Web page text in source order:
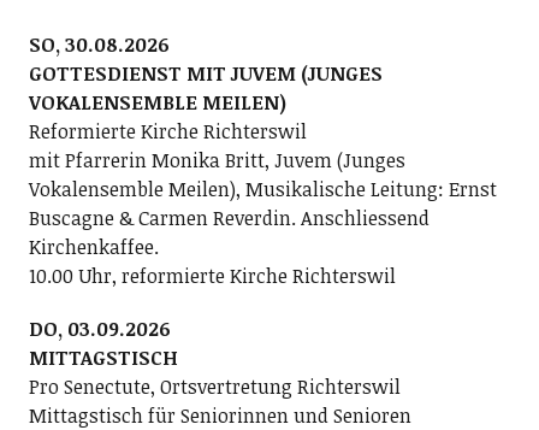
SO, 30.08.2026
GOTTESDIENST MIT JUVEM (JUNGES
VOKALENSEMBLE MEILEN)
Reformierte Kirche Richterswil
mit Pfarrerin Monika Britt, Juvem (Junges
Vokalensemble Meilen), Musikalische Leitung: Ernst
Buscagne & Carmen Reverdin. Anschliessend
Kirchenkaffee.
10.00 Uhr, reformierte Kirche Richterswil
DO, 03.09.2026
MITTAGSTISCH
Pro Senectute, Ortsvertretung Richterswil
Mittagstisch für Seniorinnen und Senioren